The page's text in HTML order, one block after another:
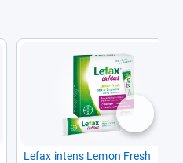
Lefax intens Lemon Fresh
nächste